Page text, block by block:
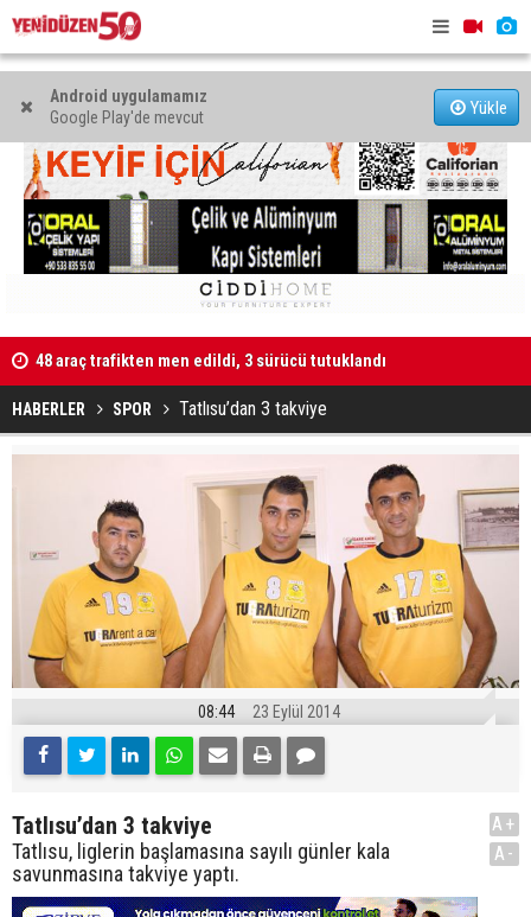
Android uygulamamız
Google Play'de mevcut
Yükle
Kaldırıma düşen scooter sürücüsü yaralandı
HABERLER SPOR Tatlısu’dan 3 takviye
08:44 23 Eylül 2014
Tatlısu’dan 3 takviye
Tatlısu, liglerin başlamasına sayılı günler kala
savunmasına takviye yaptı.
A+
A-